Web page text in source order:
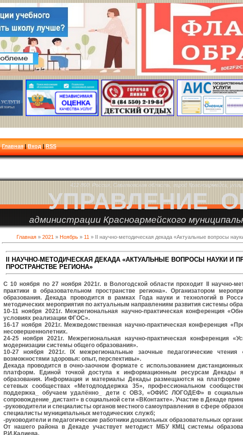
Главная |Вход|RSS
412 800, Россия, Саратовская область, город Красноармейск,
УПРАВЛЕНИЕ
администрации Красноармейского
Главная» 2021 » Ноябрь » 11 » II научно-методическая декада «Актуальные вопросы
II НАУЧНО-МЕТОДИЧЕСКАЯ ДЕКАДА «АКТУАЛЬНЫЕ ВОПРОСЫ НАУКИ И
ПРОСТРАНСТВЕ РЕГИОНА»
С 10 ноября по 27 ноября 2021г. в Вологодской области проходит II научно-
практики в образовательном пространстве региона». Организатором
образования. Декада проводится в рамках Года науки и технологий в
методических мероприятия по актуальным направлениям развития системы
10-11 ноября 2021г. Межрегиональная научно-практическая конференция
условиях реализации ФГОС».
16-17 ноября 2021г. Межведомственная научно-практическая конференция
несовершеннолетних.
24-25 ноября 2021г. Межрегиональная научно-практическая конференция
модернизации системы общего образования».
10-27 ноября 2021г. IX межрегиональные заочные педагогические
возможностями здоровья: опыт, перспективы».
Декада проводится в очно-заочном формате с использованием
платформ. Единой точкой доступа к информационным ресурсам Декады
образования. Информация и материалы Декады размещаются на
сетевых сообществах «Методподдержка 35», профессиональном
поддержка_ обучаем удалённо_ дети с ОВЗ, «ОФИС ЛОГОДЕФ» в социальной
сопровождение_дистант» в социальной сети «ВКонтакте». Участие в Декаде
-руководители и специалисты органов местного самоуправления в сфере
специалисты муниципальных методических служб;
-руководители и педагогические работники дошкольных образовательных
От нашего района в Декаде участвует методист МБУ КМЦ системы
Р.И.Калиева.